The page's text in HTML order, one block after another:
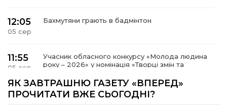
12:05
05 сер
Бахмутяни грають в бадмінтон
11:55
05 сер
Учасник обласного конкурсу «Молода людина
року – 2026» у номінація «Творці змін та
15:18
Мобільні клініки надали медичну допомогу 4
ЯК ЗАВТРАШНЮ ГАЗЕТУ «ВПЕРЕД»
ПРОЧИТАТИ ВЖЕ СЬОГОДНІ?